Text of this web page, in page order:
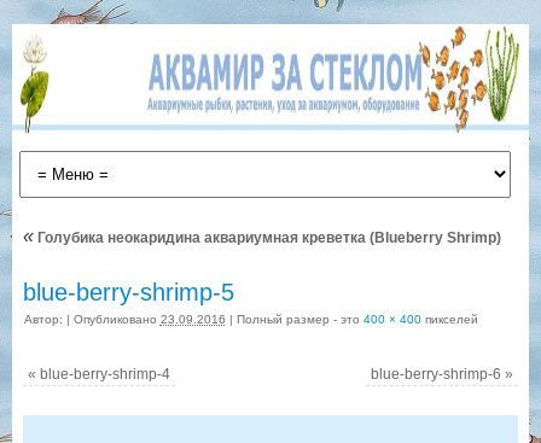
«Голубика неокаридина аквариумная креветка (Blueberry Shrimp)
blue-berry-shrimp-5
Автор: | Опубликовано 23.09.2016 | Полный размер - это 400 × 400пикселей
« blue-berry-shrimp-4 blue-berry-shrimp-6 »